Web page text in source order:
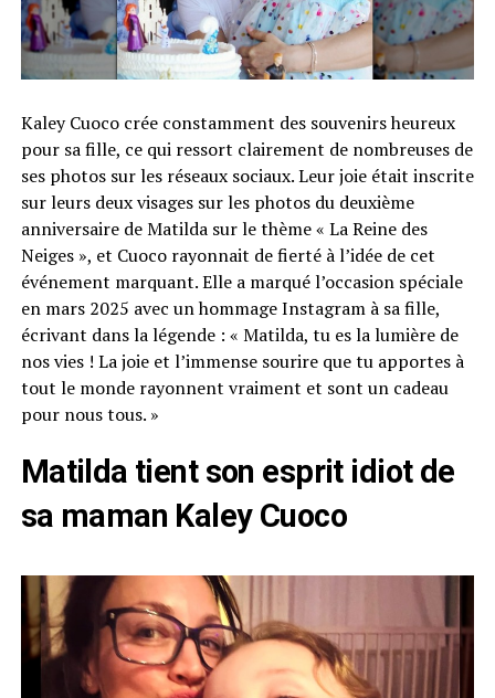
Kaley Cuoco crée constamment des souvenirs heureux
pour sa fille, ce qui ressort clairement de nombreuses de
ses photos sur les réseaux sociaux. Leur joie était inscrite
sur leurs deux visages sur les photos du deuxième
anniversaire de Matilda sur le thème « La Reine des
Neiges », et Cuoco rayonnait de fierté à l’idée de cet
événement marquant. Elle a marqué l’occasion spéciale
en mars 2025 avec un hommage Instagram à sa fille,
écrivant dans la légende : « Matilda, tu es la lumière de
nos vies ! La joie et l’immense sourire que tu apportes à
tout le monde rayonnent vraiment et sont un cadeau
pour nous tous. »
Matilda tient son esprit idiot de
sa maman Kaley Cuoco